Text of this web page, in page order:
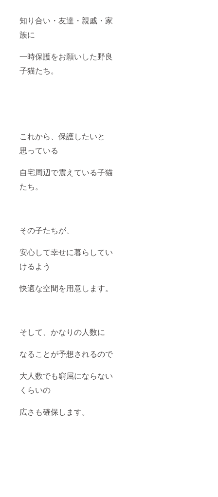
知り合い・友達・親戚・家
族に
一時保護をお願いした野良
子猫たち。
これから、保護したいと
思っている
自宅周辺で震えている子猫
たち。
その子たちが、
安心して幸せに暮らしてい
けるよう
快適な空間を用意します。
そして、かなりの人数に
なることが予想されるので
大人数でも窮屈にならない
くらいの
広さも確保します。